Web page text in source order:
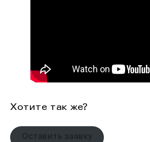
Хотите так же?
Оставить заявку